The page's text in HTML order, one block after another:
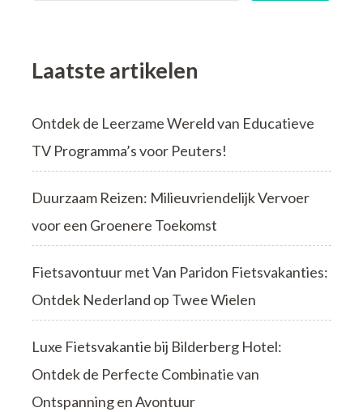
Laatste artikelen
Ontdek de Leerzame Wereld van Educatieve
TV Programma’s voor Peuters!
Duurzaam Reizen: Milieuvriendelijk Vervoer
voor een Groenere Toekomst
Fietsavontuur met Van Paridon Fietsvakanties:
Ontdek Nederland op Twee Wielen
Luxe Fietsvakantie bij Bilderberg Hotel:
Ontdek de Perfecte Combinatie van
Ontspanning en Avontuur